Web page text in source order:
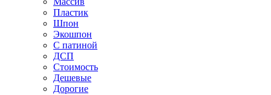
Пластик
Шпон
Экошпон
С патиной
ДСП
Стоимость
Дешевые
Дорогие